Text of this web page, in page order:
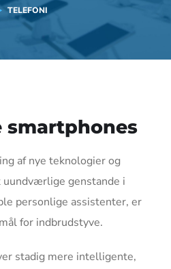
TELEFONI
smartphones
af nye teknologier og
genstande i
personlige assistenter, er
for indbrudstyve.
stadig mere intelligente,